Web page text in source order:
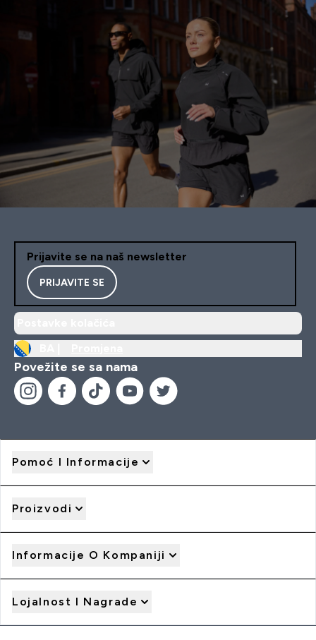
Prijavite se na naš newsletter
PRIJAVITE SE
Povežite se sa nama
Pomoć I Informacije
Proizvodi
Informacije O Kompaniji
Lojalnost I Nagrade